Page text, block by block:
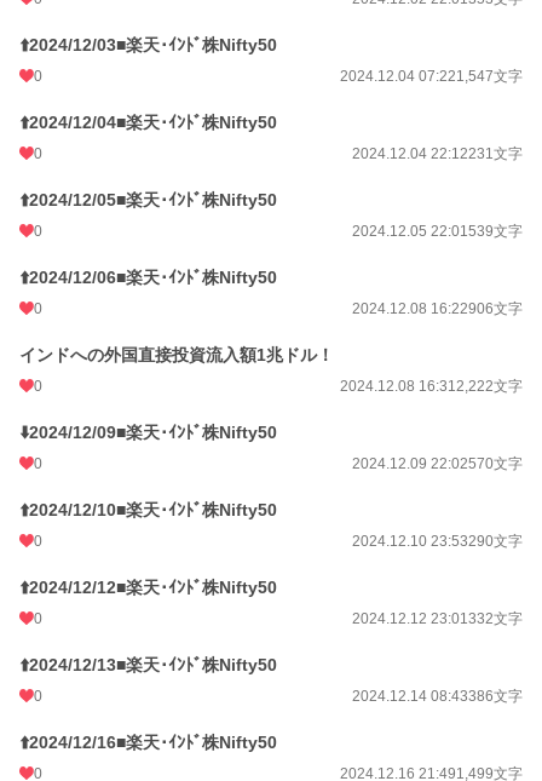
⬆️2024/12/03■楽天･ｲﾝﾄﾞ株Nifty50
0 2024.12.04 07:221,547文字
⬆️2024/12/04■楽天･ｲﾝﾄﾞ株Nifty50
0 2024.12.04 22:12231文字
⬆️2024/12/05■楽天･ｲﾝﾄﾞ株Nifty50
0 2024.12.05 22:01539文字
⬆️2024/12/06■楽天･ｲﾝﾄﾞ株Nifty50
0 2024.12.08 16:22906文字
インドへの外国直接投資流入額1兆ドル！
0 2024.12.08 16:312,222文字
⬇️2024/12/09■楽天･ｲﾝﾄﾞ株Nifty50
0 2024.12.09 22:02570文字
⬆️2024/12/10■楽天･ｲﾝﾄﾞ株Nifty50
0 2024.12.10 23:53290文字
⬆️2024/12/12■楽天･ｲﾝﾄﾞ株Nifty50
0 2024.12.12 23:01332文字
⬆️2024/12/13■楽天･ｲﾝﾄﾞ株Nifty50
0 2024.12.14 08:43386文字
⬆️2024/12/16■楽天･ｲﾝﾄﾞ株Nifty50
0 2024.12.16 21:491,499文字